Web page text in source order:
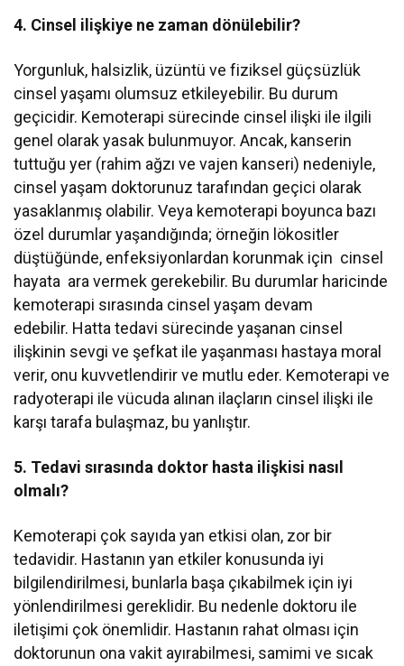
4. Cinsel ilişkiye ne zaman dönülebilir?
Yorgunluk, halsizlik, üzüntü ve fiziksel güçsüzlük
cinsel yaşamı olumsuz etkileyebilir. Bu durum
geçicidir. Kemoterapi sürecinde cinsel ilişki ile ilgili
genel olarak yasak bulunmuyor. Ancak, kanserin
tuttuğu yer (rahim ağzı ve vajen kanseri) nedeniyle,
cinsel yaşam doktorunuz tarafından geçici olarak
yasaklanmış olabilir. Veya kemoterapi boyunca bazı
özel durumlar yaşandığında; örneğin lökositler
düştüğünde, enfeksiyonlardan korunmak için cinsel
hayata ara vermek gerekebilir. Bu durumlar haricinde
kemoterapi sırasında cinsel yaşam devam
edebilir. Hatta tedavi sürecinde yaşanan cinsel
ilişkinin sevgi ve şefkat ile yaşanması hastaya moral
verir, onu kuvvetlendirir ve mutlu eder. Kemoterapi ve
radyoterapi ile vücuda alınan ilaçların cinsel ilişki ile
karşı tarafa bulaşmaz, bu yanlıştır.
5. Tedavi sırasında doktor hasta ilişkisi nasıl
olmalı?
Kemoterapi çok sayıda yan etkisi olan, zor bir
tedavidir. Hastanın yan etkiler konusunda iyi
bilgilendirilmesi, bunlarla başa çıkabilmek için iyi
yönlendirilmesi gereklidir. Bu nedenle doktoru ile
iletişimi çok önemlidir. Hastanın rahat olması için
doktorunun ona vakit ayırabilmesi, samimi ve sıcak